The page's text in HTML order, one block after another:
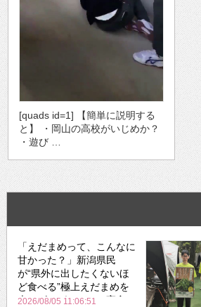
[quads id=1] 【簡単に説明する
と】 ・岡山の高校がいじめか？
・遊び …
「えだまめって、こんなに
甘かった？」新潟県民
が“県外に出したくないほ
ど食べる”極上えだまめを
森のビアガーデンで実食
2026/08/05 11:06:51